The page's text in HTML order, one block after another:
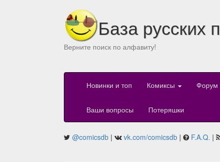
База русских
Верните поиск по алфавиту!
Новинки и топ Комиксы Форум
Ваши вопросы Потеряшки
@comicsdb | vk.com/comicsdb | F.A.Q. |